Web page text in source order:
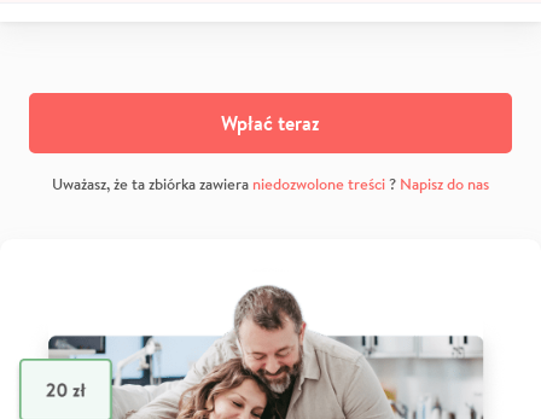
Wpłać teraz
Uważasz, że ta zbiórka zawiera niedozwolone treści? Napisz do nas